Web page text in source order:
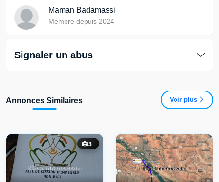
Maman Badamassi
Membre depuis 2024
Signaler un abus
Annonces Similaires Voir plus
3